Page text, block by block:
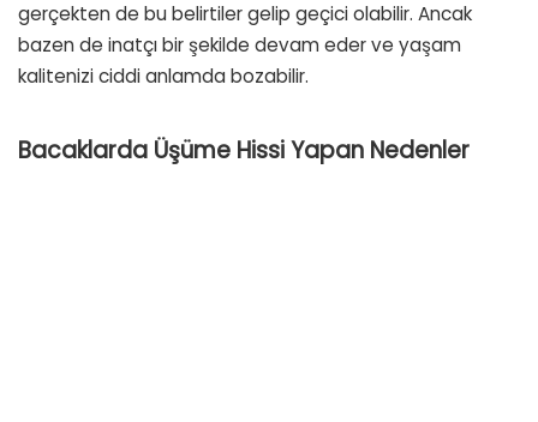
gerçekten de bu belirtiler gelip geçici olabilir. Ancak
bazen de inatçı bir şekilde devam eder ve yaşam
kalitenizi ciddi anlamda bozabilir.
Bacaklarda Üşüme Hissi Yapan Nedenler